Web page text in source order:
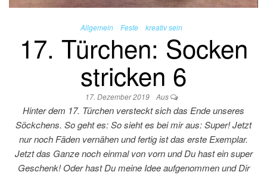
Allgemein Feste kreativ sein
17. Türchen: Socken
stricken 6
17. Dezember 2019 Aus
Hinter dem 17. Türchen versteckt sich das Ende unseres
Söckchens. So geht es: So sieht es bei mir aus: Super! Jetzt
nur noch Fäden vernähen und fertig ist das erste Exemplar.
Jetzt das Ganze noch einmal von vorn und Du hast ein super
Geschenk! Oder hast Du meine Idee aufgenommen und Dir